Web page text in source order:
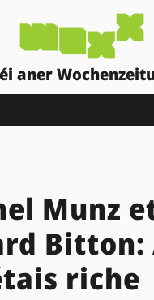
aner
Munz
Bitton:
riche